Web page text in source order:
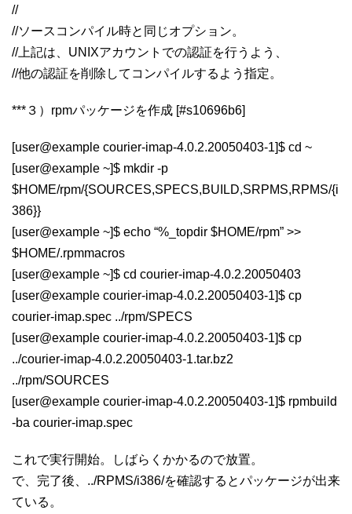
//
//ソースコンパイル時と同じオプション。
//上記は、UNIXアカウントでの認証を行うよう、
//他の認証を削除してコンパイルするよう指定。
***３）rpmパッケージを作成 [#s10696b6]
[user@example courier-imap-4.0.2.20050403-1]$ cd ~
[user@example ~]$ mkdir -p
$HOME/rpm/{SOURCES,SPECS,BUILD,SRPMS,RPMS/{i
386}}
[user@example ~]$ echo “%_topdir $HOME/rpm” >>
$HOME/.rpmmacros
[user@example ~]$ cd courier-imap-4.0.2.20050403
[user@example courier-imap-4.0.2.20050403-1]$ cp
courier-imap.spec ../rpm/SPECS
[user@example courier-imap-4.0.2.20050403-1]$ cp
../courier-imap-4.0.2.20050403-1.tar.bz2
../rpm/SOURCES
[user@example courier-imap-4.0.2.20050403-1]$ rpmbuild
-ba courier-imap.spec
これで実行開始。しばらくかかるので放置。
で、完了後、../RPMS/i386/を確認するとパッケージが出来
ている。